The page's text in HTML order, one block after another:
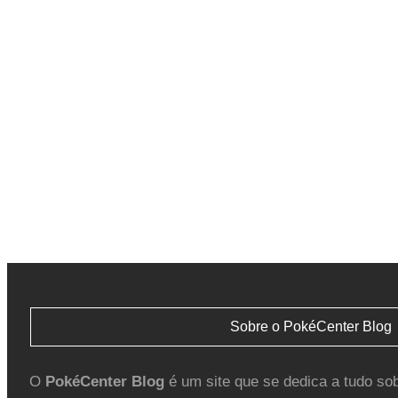
Sobre o PokéCenter Blog
O PokéCenter Blogé um site que se dedica a tudo